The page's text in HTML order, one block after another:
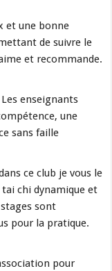
et une bonne
de suivre le
et recommande.
enseignants
une
sans faille
ce club je vous le
chi dynamique et
sont
pour la pratique.
pour